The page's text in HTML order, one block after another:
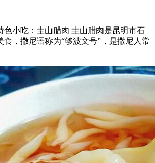
小吃：圭山腊肉 圭山腊肉是昆明市石
食，撒尼语称为“够波文号”，是撒尼人常